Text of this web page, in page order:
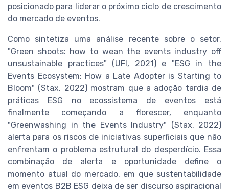
posicionado para liderar o próximo ciclo de crescimento
do mercado de eventos.
Como sintetiza uma análise recente sobre o setor,
"Green shoots: how to wean the events industry off
unsustainable practices" (UFI, 2021) e "ESG in the
Events Ecosystem: How a Late Adopter is Starting to
Bloom" (Stax, 2022) mostram que a adoção tardia de
práticas ESG no ecossistema de eventos está
finalmente começando a florescer, enquanto
"Greenwashing in the Events Industry" (Stax, 2022)
alerta para os riscos de iniciativas superficiais que não
enfrentam o problema estrutural do desperdício. Essa
combinação de alerta e oportunidade define o
momento atual do mercado, em que sustentabilidade
em eventos B2B ESG deixa de ser discurso aspiracional